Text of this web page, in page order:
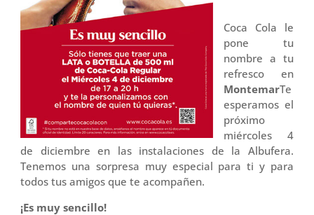
Coca Cola le
pone tu
nombre a tu
refresco en
MontemarTe
esperamos el
próximo
miércoles 4
de diciembre en las instalaciones de la Albufera.
Tenemos una sorpresa muy especial para ti y para
todos tus amigos que te acompañen.
¡Es muy sencillo!